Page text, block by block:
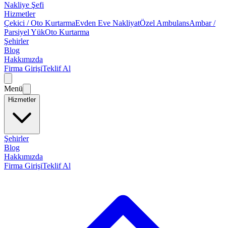
Nakliye Şefi
Hizmetler
Çekici / Oto KurtarmaEvden Eve NakliyatÖzel AmbulansAmbar /
Parsiyel YükOto Kurtarma
Şehirler
Blog
Hakkımızda
Firma GirişiTeklif Al
Menü
Hizmetler
Şehirler
Blog
Hakkımızda
Firma GirişiTeklif Al